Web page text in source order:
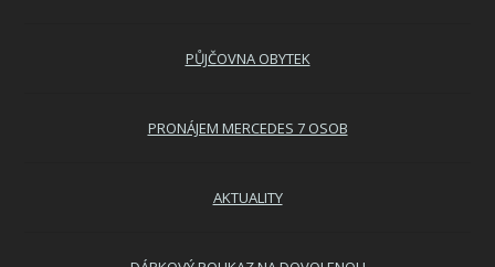
PŮJČOVNA OBYTEK
PRONÁJEM MERCEDES 7 OSOB
AKTUALITY